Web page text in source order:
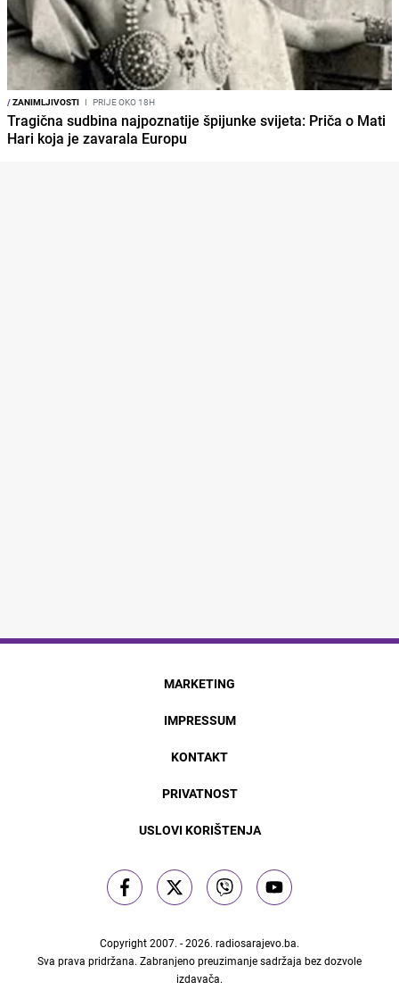
/ZANIMLJIVOSTI I PRIJE OKO 18H
Tragična sudbina najpoznatije špijunke svijeta: Priča o Mati
Hari koja je zavarala Europu
MARKETING
IMPRESSUM
KONTAKT
PRIVATNOST
USLOVI KORIŠTENJA
Copyright 2007. - 2026. radiosarajevo.ba.
Sva prava pridržana. Zabranjeno preuzimanje sadržaja bez dozvole
izdavača.